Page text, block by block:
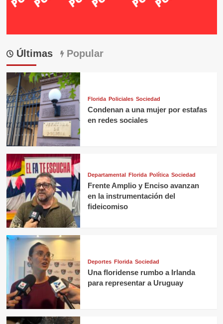
Últimas Popular
Florida Policiales Sociedad
Condenan a una mujer por estafas
en redes sociales
Departamental Florida Política Sociedad
Frente Amplio y Enciso avanzan
en la instrumentación del
fideicomiso
Deportes Florida Sociedad
Una floridense rumbo a Irlanda
para representar a Uruguay